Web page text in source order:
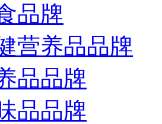
品牌
营养品品牌
品品牌
品品牌